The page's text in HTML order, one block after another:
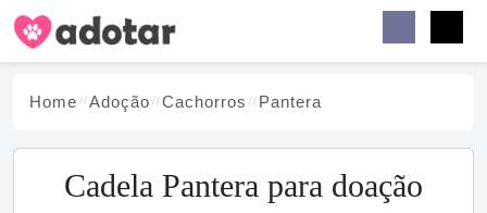
Home Adoção Cachorros Pantera
Cadela Pantera para doação